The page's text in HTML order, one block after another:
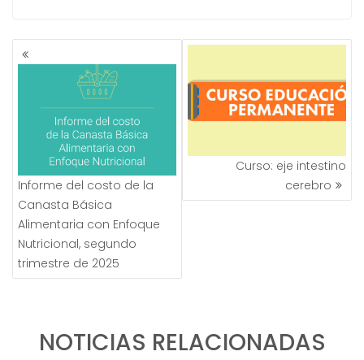
NAVEGACIÓN
DE
ENTRADAS
Informe del costo de la
Canasta Básica
Alimentaria con Enfoque
Nutricional, segundo
trimestre de 2025
Curso: eje intestino
cerebro
NOTICIAS RELACIONADAS